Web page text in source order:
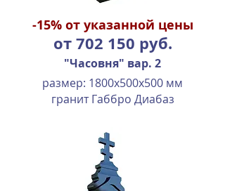
-15% от указанной цены
от 702 150 руб.
"Часовня" вар. 2
размер: 1800х500х500 мм
гранит Габбро Диабаз